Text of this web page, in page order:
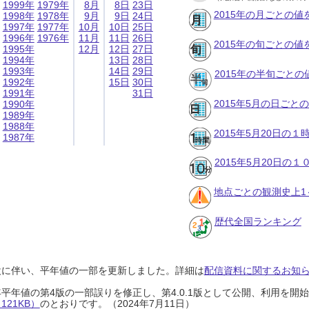
1999年
1998年
1997年
1996年
1995年
1994年
1993年
1992年
1991年
1990年
1989年
1988年
1987年
1979年
1978年
1977年
1976年
8月
9月
10月
11月
12月
8日
9日
10日
11日
12日
13日
14日
15日
23日
24日
25日
26日
27日
28日
29日
30日
31日
2015年の月ごとの値
2015年の旬ごとの値
2015年の半旬ごとの
2015年5月の日ごと
2015年5月20日の１
2015年5月20日の１
地点ごとの観測史上
歴代全国ランキング
伴い、平年値の一部を更新しました。詳細は配信資料に関するお知
年値の第4版の一部誤りを修正し、第4.0.1版として公開、利用を開
） のとおりです。（2024年7月11日）